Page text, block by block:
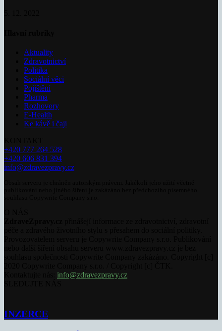
Aktuality
Zdravotnictví
Politika
Sociální věci
Pojištění
Pharma
Rozhovory
E-Health
Ke kávě i čaji
+420 777 264 528
+420 606 831 394
info@zdravezpravy.cz
info@zdravezpravy.cz
INZERCE